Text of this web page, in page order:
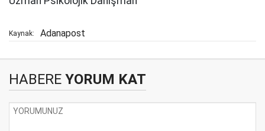
Kaynak: Adanapost
HABERE YORUM KAT